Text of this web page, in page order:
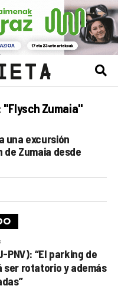
Zumaia"
una excursión
de Zumaia desde
PNV): “El parking de
ser rotatorio y además